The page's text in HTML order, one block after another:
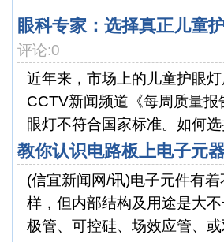
眼科专家：选择真正儿童
评论:0
近年来，市场上的儿童护眼
CCTV新闻频道《每周质量
眼灯不符合国家标准。如何
教你认识电路板上电子元器
(信宜新闻网/讯)电子元件有
样，但内部结构及用途是大
极管、可控硅、场效应管、